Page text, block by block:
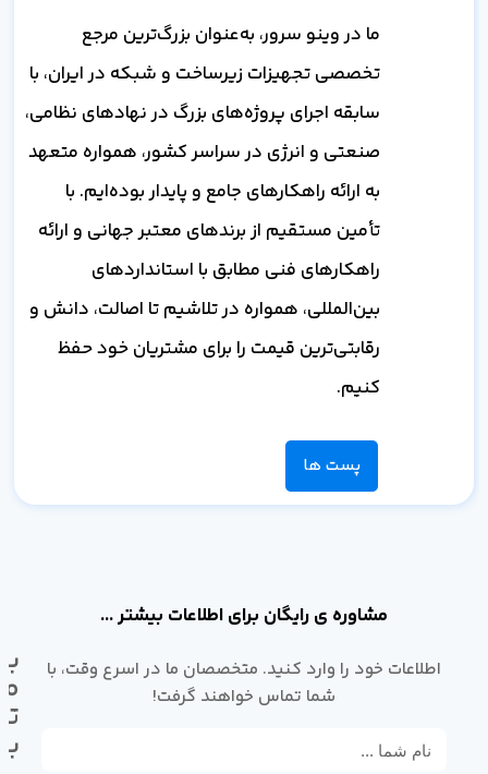
ما در وینو سرور، به‌عنوان بزرگ‌ترین مرجع
تخصصی تجهیزات زیرساخت و شبکه در ایران، با
سابقه اجرای پروژه‌های بزرگ در نهادهای نظامی،
صنعتی و انرژی در سراسر کشور، همواره متعهد
به ارائه راهکارهای جامع و پایدار بوده‌ایم. با
تأمین مستقیم از برندهای معتبر جهانی و ارائه
راهکارهای فنی مطابق با استانداردهای
بین‌المللی، همواره در تلاشیم تا اصالت، دانش و
رقابتی‌ترین قیمت را برای مشتریان خود حفظ
کنیم.
پست ها
مشاوره ی رایگان برای اطلاعات بیشتر ...
اطلاعات خود را وارد کنید. متخصصان ما در اسرع وقت، با
شما تماس خواهند گرفت!
با